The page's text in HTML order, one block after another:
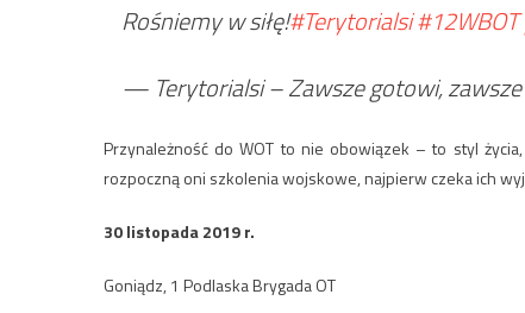
Rośniemy w siłę!#Terytorialsi#12WBOT
— Terytorialsi – Zawsze gotowi,
Przynależność do WOT to nie obowiązek – to styl
rozpoczną oni szkolenia wojskowe, najpierw czeka ich
30 listopada 2019 r.
Goniądz, 1 Podlaska Brygada OT